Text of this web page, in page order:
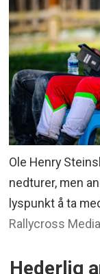
Ole Henry
nedturer, men
lyspunkt å ta
Rallycross Media
Hederlig